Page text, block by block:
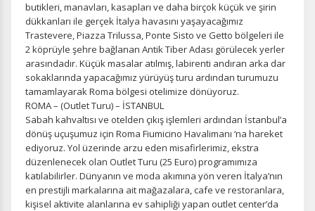
butikleri, manavları, kasapları ve daha birçok küçük ve şirin
dükkanları ile gerçek İtalya havasını yaşayacağımız
Trastevere, Piazza Trilussa, Ponte Sisto ve Getto bölgeleri ile
2 köprüyle şehre bağlanan Antik Tiber Adası görülecek yerler
arasındadır. Küçük masalar atılmış, labirenti andıran arka dar
sokaklarında yapacağımız yürüyüş turu ardından turumuzu
tamamlayarak Roma bölgesi otelimize dönüyoruz.
ROMA – (Outlet Turu) – İSTANBUL
Sabah kahvaltısı ve otelden çıkış işlemleri ardından İstanbul’a
dönüş uçuşumuz için Roma Fiumicino Havalimanı ‘na hareket
ediyoruz. Yol üzerinde arzu eden misafirlerimiz, ekstra
düzenlenecek olan Outlet Turu (25 Euro) programımıza
katılabilirler. Dünyanın ve moda akımına yön veren İtalya’nın
en prestijli markalarına ait mağazalara, cafe ve restoranlara,
kişisel aktivite alanlarına ev sahipliği yapan outlet center’da